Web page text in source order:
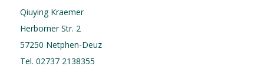
Qiuying Kraemer
Herborner Str. 2
57250 Netphen-Deuz
Tel. 02737 2138355